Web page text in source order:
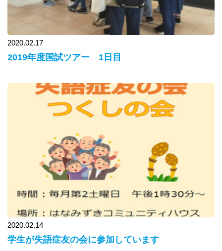
2020.02.17
2019年度国試ツアー 1日目
2020.02.14
学生が失語症友の会に参加しています